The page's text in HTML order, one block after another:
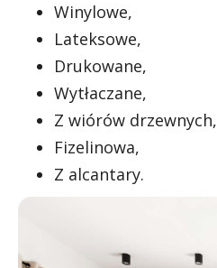
Winylowe,
Lateksowe,
Drukowane,
Wytłaczane,
Z wiórów drzewnych,
Fizelinowa,
Z alcantary.